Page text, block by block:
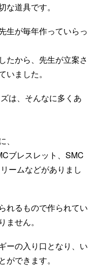
道具です。
生が毎年作っていらっ
たから、先生が立案さ
ました。
は、そんなに多くあ
ブレスレット、SMC
ームなどがありまし
れるもので作られてい
せん。
ーの入り口となり、い
できます。